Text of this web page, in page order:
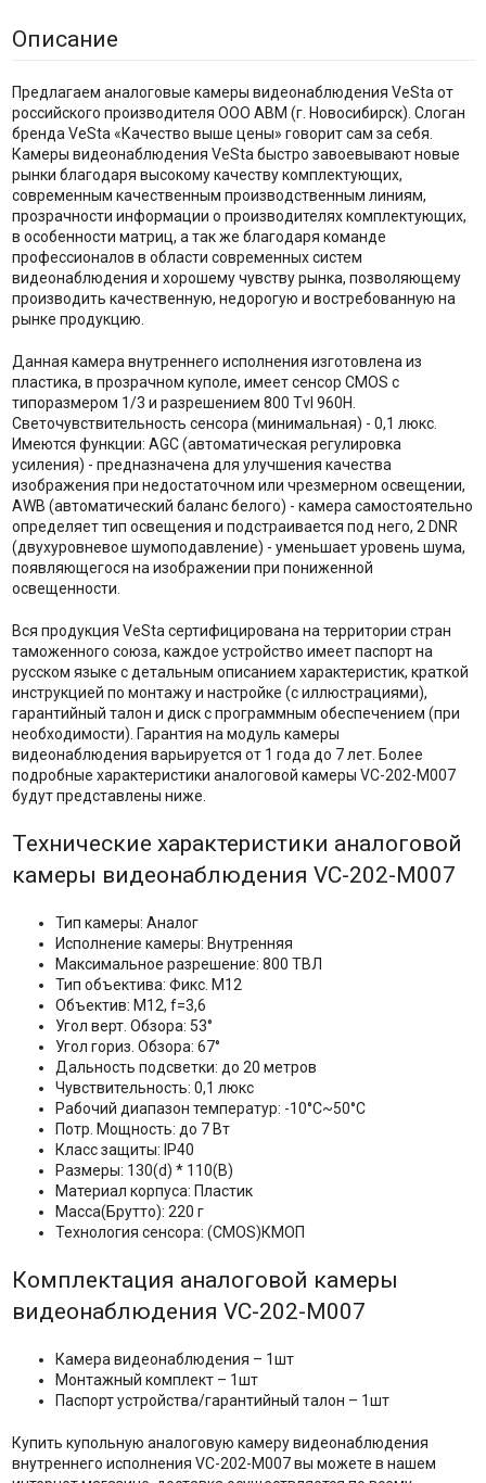
Описание
Предлагаем аналоговые камеры видеонаблюдения VeSta от
российского производителя ООО АВМ (г. Новосибирск). Слоган
бренда VeSta «Качество выше цены» говорит сам за себя.
Камеры видеонаблюдения VeSta быстро завоевывают новые
рынки благодаря высокому качеству комплектующих,
современным качественным производственным линиям,
прозрачности информации о производителях комплектующих,
в особенности матриц, а так же благодаря команде
профессионалов в области современных систем
видеонаблюдения и хорошему чувству рынка, позволяющему
производить качественную, недорогую и востребованную на
рынке продукцию.
Данная камера внутреннего исполнения изготовлена из
пластика, в прозрачном куполе, имеет сенсор CMOS с
типоразмером 1/3 и разрешением 800 Tvl 960H.
Светочувствительность сенсора (минимальная) - 0,1 люкс.
Имеются функции: AGC (автоматическая регулировка
усиления) - предназначена для улучшения качества
изображения при недостаточном или чрезмерном освещении,
AWB (автоматический баланс белого) - камера самостоятельно
определяет тип освещения и подстраивается под него, 2 DNR
(двухуровневое шумоподавление) - уменьшает уровень шума,
появляющегося на изображении при пониженной
освещенности.
Вся продукция VeSta сертифицирована на территории стран
таможенного союза, каждое устройство имеет паспорт на
русском языке с детальным описанием характеристик, краткой
инструкцией по монтажу и настройке (с иллюстрациями),
гарантийный талон и диск с программным обеспечением (при
необходимости). Гарантия на модуль камеры
видеонаблюдения варьируется от 1 года до 7 лет. Более
подробные характеристики аналоговой камеры VC-202-M007
будут представлены ниже.
Технические характеристики аналоговой
камеры видеонаблюдения VC-202-M007
Тип камеры: Аналог
Исполнение камеры: Внутренняя
Максимальное разрешение: 800 ТВЛ
Тип объектива: Фикс. М12
Объектив: M12, f=3,6
Угол верт. Обзора: 53°
Угол гориз. Обзора: 67°
Дальность подсветки: до 20 метров
Чувствительность: 0,1 люкс
Рабочий диапазон температур: -10°С~50°С
Потр. Мощность: до 7 Вт
Класс защиты: IP40
Размеры: 130(d) * 110(В)
Материал корпуса: Пластик
Масса(Брутто): 220 г
Технология сенсора: (CMOS)КМОП
Комплектация аналоговой камеры
видеонаблюдения VC-202-M007
Камера видеонаблюдения – 1шт
Монтажный комплект – 1шт
Паспорт устройства/гарантийный талон – 1шт
Купить купольную аналоговую камеру видеонаблюдения
внутреннего исполнения VC-202-M007 вы можете в нашем